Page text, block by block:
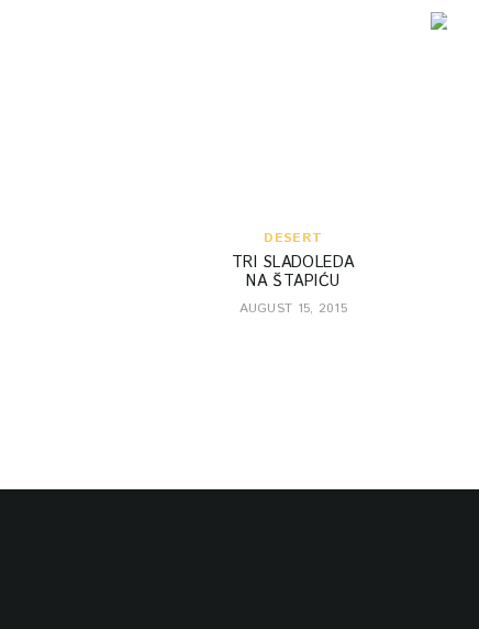
DESERT
TRI SLADOLEDA
NA ŠTAPIĆU
AUGUST 15, 2015